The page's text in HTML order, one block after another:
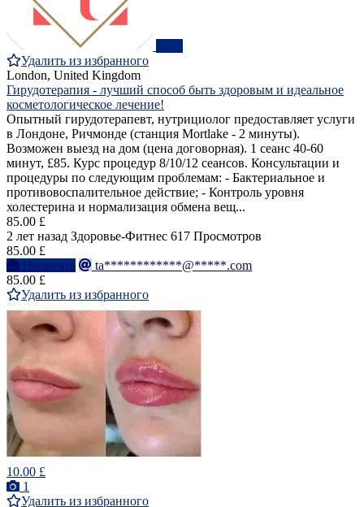
Удалить из избранного
London, United Kingdom
Гирудотерапия - лучший способ быть здоровым и идеальное
косметологическое лечение!
Опытный гирудотерапевт, нутрициолог предоставляет услуги
в Лондоне, Ричмонде (станция Mortlake - 2 минуты).
Возможен выезд на дом (цена договорная). 1 сеанс 40-60
минут, £85. Курс процедур 8/10/12 сеансов. Консультации и
процедуры по следующим проблемам: - Бактериальное и
противовоспалительное действие; - Контроль уровня
холестерина и нормализация обмена вещ...
85.00 £
2 лет назад Здоровье-Фитнес 617 Просмотров
85.00 £
Написать
ta************@*****.com
85.00 £
Удалить из избранного
10.00 £
1
Удалить из избранного